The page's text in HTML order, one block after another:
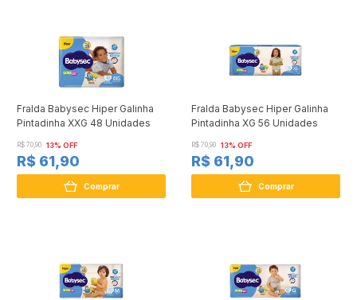
Fralda Babysec Hiper Galinha
Pintadinha XXG 48 Unidades
R$ 70,90 13% OFF
R$ 61,90
Comprar
Fralda Babysec Hiper Galinha
Pintadinha XG 56 Unidades
R$ 70,90 13% OFF
R$ 61,90
Comprar